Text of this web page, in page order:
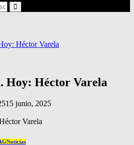
Search
Héctor Varela
Hoy: Héctor Varela
15 junio, 2025